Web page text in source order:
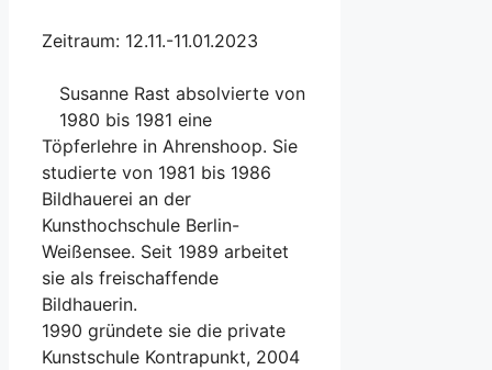
Zeitraum: 12.11.-11.01.2023
Susanne Rast absolvierte von
1980 bis 1981 eine
Töpferlehre in Ahrenshoop. Sie
studierte von 1981 bis 1986
Bildhauerei an der
Kunsthochschule Berlin-
Weißensee. Seit 1989 arbeitet
sie als freischaffende
Bildhauerin.
1990 gründete sie die private
Kunstschule Kontrapunkt, 2004